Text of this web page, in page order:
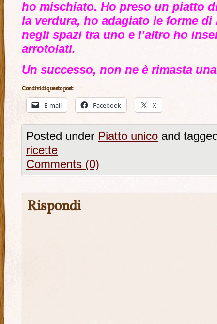
ho mischiato. Ho preso un piatto
la verdura, ho adagiato le forme
negli spazi tra uno e l’altro ho
arrotolati.
Un successo, non ne è rimasta
Condividi questo post:
E-mail Facebook X
Posted under Piatto unico and
ricette
Comments (0)
Rispondi